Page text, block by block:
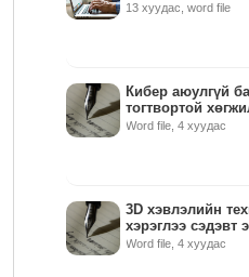
13 хуудас, word file
Кибер аюулгүй
тогтвортой
Word file, 4 хуудас
3D хэвлэлийн
хэрэглээ сэдэвт
Word file, 4 хуудас